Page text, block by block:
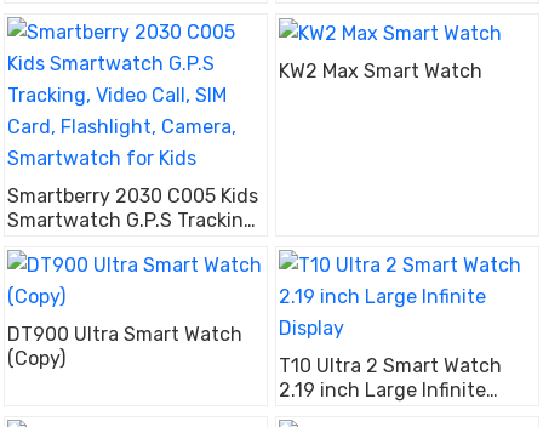
Smartberry 2030 C005 Kids
Smartwatch G.P.S Tracking,
Video Call, SIM Card,
Flashlight, Camera,
Smartwatch for Kids
KW2 Max Smart Watch
DT900 Ultra Smart Watch
(Copy)
T10 Ultra 2 Smart Watch
2.19 inch Large Infinite
Display